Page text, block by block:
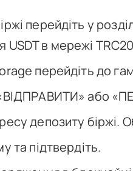
перейдіть у
USDT в мережі
перейдіть до
або
депозиту біржі.
та підтвердіть.